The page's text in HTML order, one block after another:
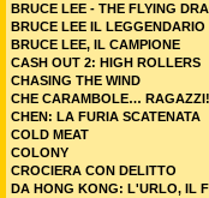
BRUCE LEE - THE FLYING
BRUCE LEE IL LEGGENDARIO
BRUCE LEE, IL CAMPIONE
CASH OUT 2: HIGH ROLLERS
CHASING THE WIND
CHE CARAMBOLE…
CHEN: LA FURIA SCATENATA
COLD MEAT
COLONY
CROCIERA CON DELITTO
DA HONG KONG: L'URLO, IL